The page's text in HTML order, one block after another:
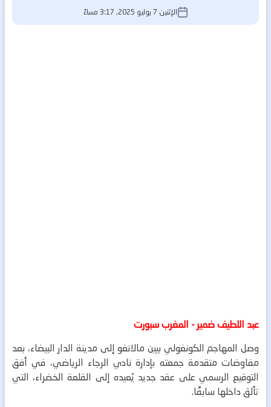
الإثنين 7 يوليو 2025, 3:17 مساءً
عبد اللطيف ضمير - المغرب سبورت
وصل المهاجم الكونغولي بيين مالانغو إلى مدينة الدار البيضاء، بعد
مفاوضات متقدمة جمعته بإدارة نادي الرجاء الرياضي، في أفق
التوقيع الرسمي على عقد جديد يُعيده إلى القلعة الخضراء، التي
تألق داخلها سابقًا.